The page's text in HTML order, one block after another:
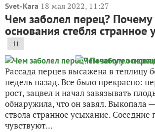
Svet-Kara 18 мая 2022, 11:27
Чем заболел перец? Почему
основания стебля странное
11
Рассада перцев высажена в теплицу
недель назад. Все было прекрасно:
рост, зацвел и начал завязывать
обнаружила, что он завял. Выкопала
ствола странное усыхание. Соседние
чувствуют...